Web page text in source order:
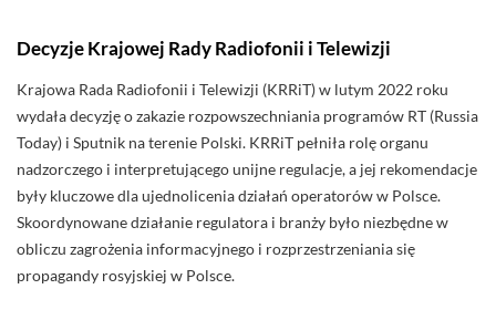
Decyzje Krajowej Rady Radiofonii i Telewizji
Krajowa Rada Radiofonii i Telewizji (KRRiT) w lutym 2022 roku
wydała decyzję o zakazie rozpowszechniania programów RT (Russia
Today) i Sputnik na terenie Polski. KRRiT pełniła rolę organu
nadzorczego i interpretującego unijne regulacje, a jej rekomendacje
były kluczowe dla ujednolicenia działań operatorów w Polsce.
Skoordynowane działanie regulatora i branży było niezbędne w
obliczu zagrożenia informacyjnego i rozprzestrzeniania się
propagandy rosyjskiej w Polsce.